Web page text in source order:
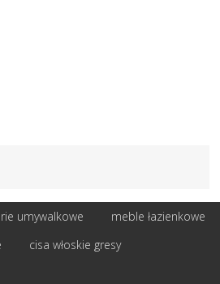
umywalkowe
meble łazienkowe
cisa włoskie gresy